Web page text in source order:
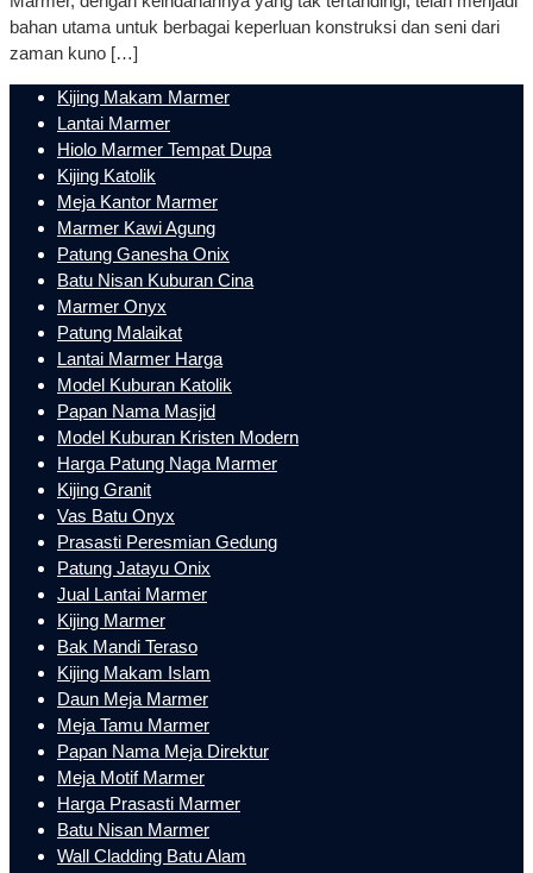
bahan utama untuk berbagai keperluan konstruksi dan seni dari
zaman kuno […]
Kijing Makam Marmer
Lantai Marmer
Hiolo Marmer Tempat Dupa
Kijing Katolik
Meja Kantor Marmer
Marmer Kawi Agung
Patung Ganesha Onix
Batu Nisan Kuburan Cina
Marmer Onyx
Patung Malaikat
Lantai Marmer Harga
Model Kuburan Katolik
Papan Nama Masjid
Model Kuburan Kristen Modern
Harga Patung Naga Marmer
Kijing Granit
Vas Batu Onyx
Prasasti Peresmian Gedung
Patung Jatayu Onix
Jual Lantai Marmer
Kijing Marmer
Bak Mandi Teraso
Kijing Makam Islam
Daun Meja Marmer
Meja Tamu Marmer
Papan Nama Meja Direktur
Meja Motif Marmer
Harga Prasasti Marmer
Batu Nisan Marmer
Wall Cladding Batu Alam